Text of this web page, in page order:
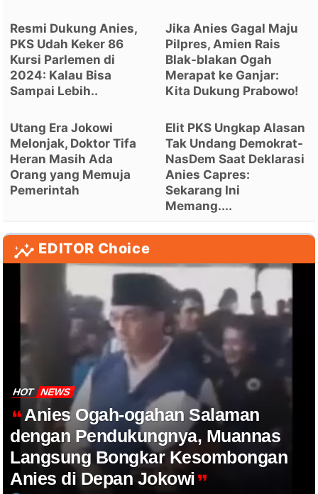
Resmi Dukung Anies,
PKS Udah Keker 86
Kursi Parlemen di
2024: Kalau Bisa
Sampai Lebih..
Jika Anies Gagal Maju
Pilpres, Amien Rais
Blak-blakan Ogah
Merapat ke Ganjar:
Kita Dukung Prabowo!
Utang Era Jokowi
Melonjak, Doktor Tifa
Heran Masih Ada
Orang yang Memuja
Pemerintah
Elit PKS Ungkap Alasan
Tak Undang Demokrat-
NasDem Saat Deklarasi
Anies Capres:
Sekarang Ini
Memang....
EDITOR Choice
HOT NEWS
Anies Ogah-ogahan Salaman
dengan Pendukungnya, Muannas
Langsung Bongkar Kesombongan
Anies di Depan Jokowi